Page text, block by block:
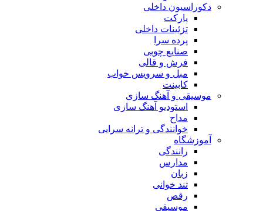
دکوراسیون داخلی
پارکت
تزئینات داخلی
پرده سرا
صنایع چوبی
فرش و قالی
مبل و سرويس خواب
کابینت
موسیقی و آهنگ سازی
استودیو آهنگ سازی
مداح
خوانندگی و ترانه سرایی
آموزشگاه
رانندگی
مدارس
زبان
تند خوانی
رقص
موسیقی